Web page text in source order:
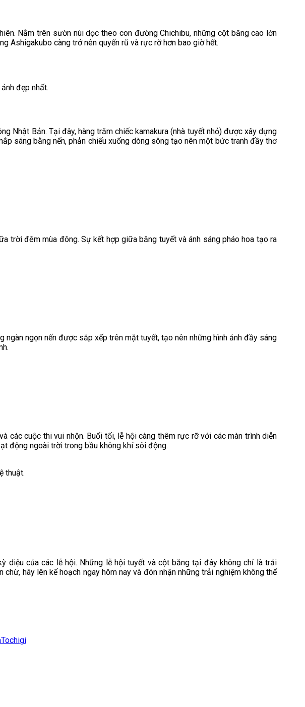
Nằm trên sườn núi dọc theo con đường Chichibu, những cột băng cao lớn
Ashigakubo càng trở nên quyến rũ và rực rỡ hơn bao giờ hết.
đẹp nhất.
Nhật Bản. Tại đây, hàng trăm chiếc kamakura (nhà tuyết nhỏ) được xây dựng
sáng bằng nến, phản chiếu xuống dòng sông tạo nên một bức tranh đầy thơ
trời đêm mùa đông. Sự kết hợp giữa băng tuyết và ánh sáng pháo hoa tạo ra
ngọn nến được sắp xếp trên mặt tuyết, tạo nên những hình ảnh đầy sáng
các cuộc thi vui nhộn. Buổi tối, lễ hội càng thêm rực rỡ với các màn trình diễn
động ngoài trời trong bầu không khí sôi động.
thuật.
diệu của các lễ hội. Những lễ hội tuyết và cột băng tại đây không chỉ là trải
hãy lên kế hoạch ngay hôm nay và đón nhận những trải nghiệm không thể
Tochigi